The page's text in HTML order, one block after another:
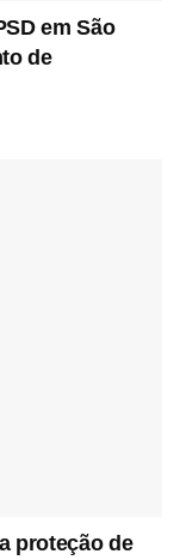
em São
de
proteção de